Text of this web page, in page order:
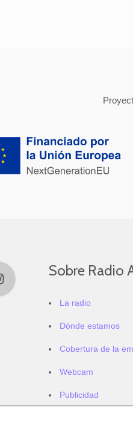
Sobre Radio
La radio
Dónde estamos
Cobertura de la
Webcam
Publicidad